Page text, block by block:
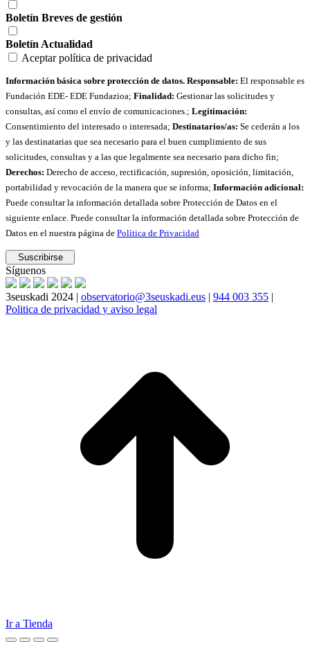
Boletín Breves de gestión
Boletín Actualidad
Aceptar política de privacidad
Información básica sobre protección de datos. Responsable: El responsable es
Fundación EDE- EDE Fundazioa; Finalidad: Gestionar las solicitudes y
consultas, así como el envío de comunicaciones.; Legitimación:
Consentimiento del interesado o interesada; Destinatarios/as: Se cederán a los
y las destinatarias que sea necesario para el buen cumplimiento de sus
solicitudes, consultas y a las que legalmente sea necesario para dicho fin;
Derechos: Derecho de acceso, rectificación, supresión, oposición, limitación,
portabilidad y revocación de la manera que se informa; Información adicional:
Puede consultar la información detallada sobre Protección de Datos en el
siguiente enlace. Puede consultar la información detallada sobre Protección de
Datos en el nuestra página de Política de Privacidad
Síguenos
3seuskadi 2024 | observatorio@3seuskadi.eus | 944 003 355 |
Politica de privacidad y aviso legal
Ir a Tienda